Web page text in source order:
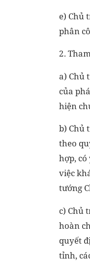
e) Chủ
phân
2.
a) Chủ
của
hiện
b) Chủ
theo
hợp,
việc
tướng
c) Chủ
hoàn
quyết
tỉnh,